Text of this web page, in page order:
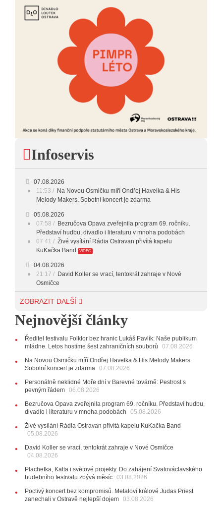
Infoservis
07.08.2026
11:53
Na Novou Osmičku míří Ondřej Havelka & His
Melody Makers. Sobotní koncert je zdarma
05.08.2026
07:58
Bezručova Opava zveřejnila program 69. ročníku.
Představí hudbu, divadlo i literaturu v mnoha podobách
07:41
Živé vysílání Rádia Ostravan přivítá kapelu
KuKačka Band
VIDEO
04.08.2026
21:17
David Koller se vrací, tentokrát zahraje v Nové
Osmičce
03.08.2026
Svatováclavského hudebního festivalu zbývá měsíc
29.07.2026
11:00
Do Ostravy se vrací britští Modestep, vystoupí v
listopadu v klubu Barrák
VIDEO
10:33
Úsměvné historky ze života ostravské kapely
Verše: Od zapomenutých baterek až po kuriózní krádež
28.07.2026
jen několik desítek posledních vstupenek
27.07.2026
20:44
10:06
Ladná Čeladná nabídne Olympic, Langerovou i
Kirschner, návštěvníci nově zaplatí už jen pomocí čipů
24.07.2026
Zpěvačka Tanja vydala nové EP Plamen
22.07.2026
ZOBRAZIT DALŠÍ
Nejnovější články
Ředitel festivalu Folklor bez hranic Lukáš Pavlík: Naše publikum
mládne. Letos hostíme šest zahraničních souborů
07.08.2026
Na Novou Osmičku míří Ondřej Havelka & His Melody Makers.
Sobotní koncert je zdarma
07.08.2026
Personálně neklidné Moře dní v Barevné továrně: Pestrost s
pevným řádem 06.08.2026
Bezručova Opava zveřejnila program 69. ročníku. Představí hudbu,
divadlo i literaturu v mnoha podobách
05.08.2026
Živé vysílání Rádia Ostravan přivítá kapelu KuKačka Band
05.08.2026
David Koller se vrací, tentokrát zahraje v Nové Osmičce
04.08.2026
Plachetka, Katta i světové projekty. Do zahájení Svatováclavského
hudebního festivalu zbývá měsíc 03.08.2026
Poctivý koncert bez kompromisů. Metaloví králové Judas Priest
zanechali v Ostravě nejlepší dojem 03.08.2026